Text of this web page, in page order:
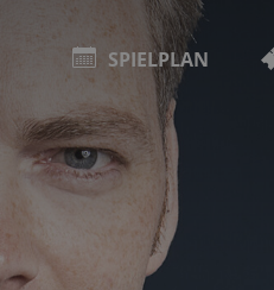
SPIELPLAN